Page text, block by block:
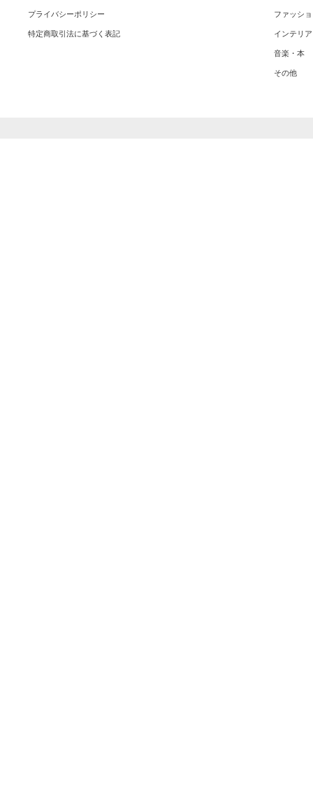
プライバシーポリシー
特定商取引法に基づく表記
ファッシ
インテリア
音楽・本
その他